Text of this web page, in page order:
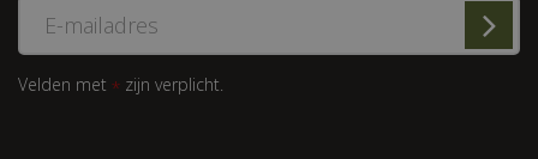
Velden met * zijn verplicht.